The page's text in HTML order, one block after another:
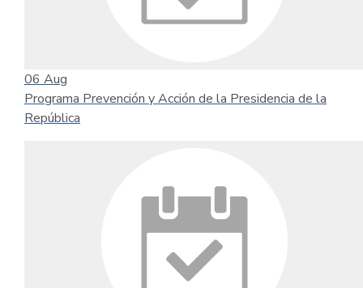
06 Aug
Programa Prevención y Acción de la Presidencia de la
República